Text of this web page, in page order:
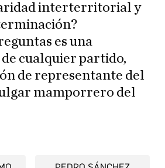
interterritorial y
es una
cualquier partido,
de representante del
mamporrero del